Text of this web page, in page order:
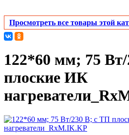
Просмотреть все товары этой
122*60 мм; 75
плоские ИК